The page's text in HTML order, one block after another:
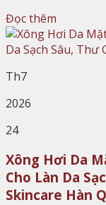
Đọc thêm
Th7
2026
24
Xông Hơi Da
Cho Làn Da
Skincare Hàn